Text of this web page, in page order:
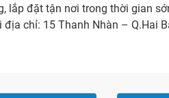
lắp đặt tận nơi trong thời gian
chỉ: 15 Thanh Nhàn – Q.Hai